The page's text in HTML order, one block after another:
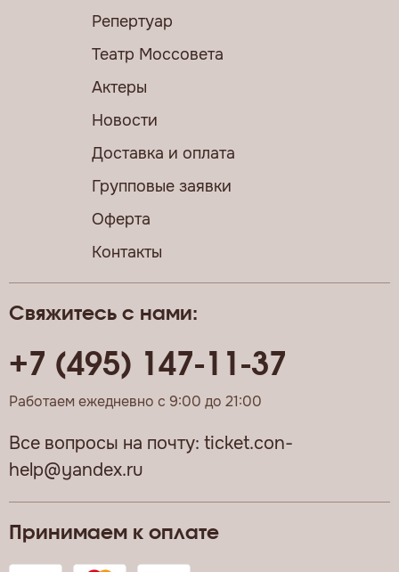
Принимаем к оплате
Свяжитесь с нами:
+7 (495) 147-11-37
Работаем ежедневно с 9:00 до 21:00
Все вопросы на почту: ticket.con-
help@yandex.ru
Репертуар
Театр Моссовета
Актеры
Новости
Доставка и оплата
Групповые заявки
Оферта
Контакты